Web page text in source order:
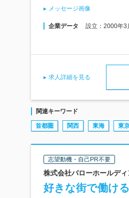
メッセージ画像
企業データ 設立：2000年3
求人詳細を見る
関連キーワード
首都圏 関西 東海 東
志望動機・自己PR不要
株式会社バローホールデ
好きな街で働け